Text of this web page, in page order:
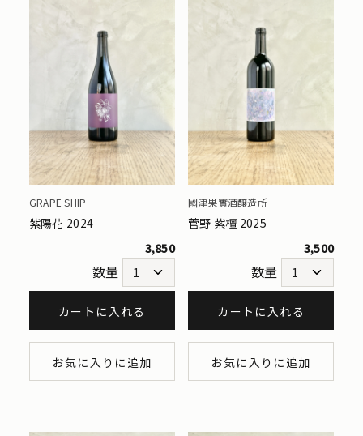
GRAPE SHIP
紫陽花 2024
3,850
数量
カートに入れる
お気に入りに追加
國津果實酒醸造所
菅野 紫檀 2025
3,500
数量
カートに入れる
お気に入りに追加